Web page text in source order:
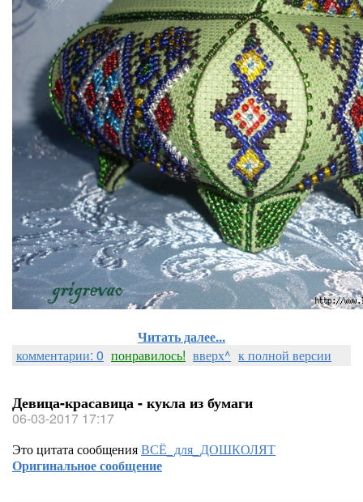
Читать далее...
комментарии: 0 понравилось! вверх^ к полной версии
Девица-красавица - кукла из бумаги
06-03-2017 17:17
Это цитата сообщенияВСЁ_для_ДОШКОЛЯТ
Оригинальное сообщение